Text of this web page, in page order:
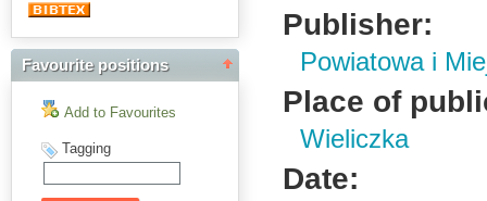
Favourite positions
Add to Favourites
Tagging
Publisher:
Powiatowa i
Place of
Wieliczka
Date: